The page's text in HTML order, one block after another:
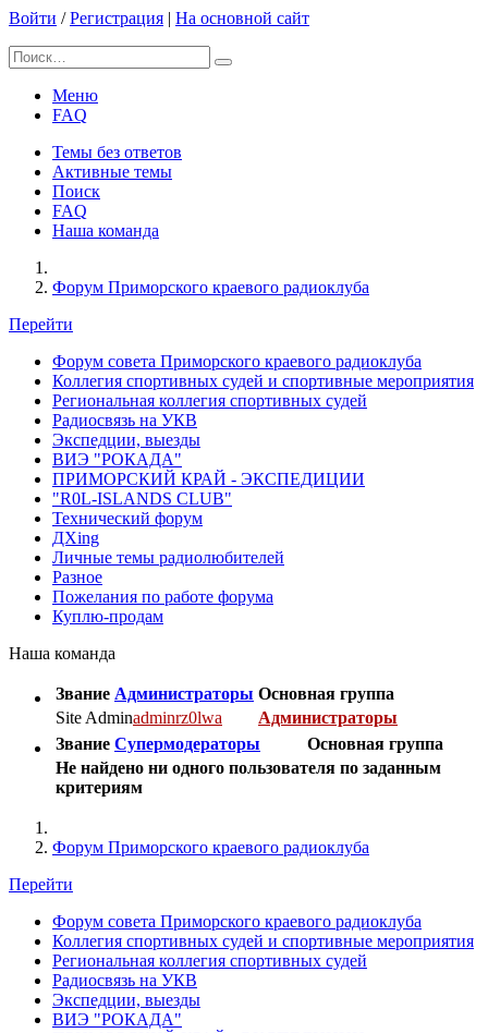
Войти /Регистрация | На основной сайт
Меню
FAQ
Темы без ответов
Активные темы
Поиск
FAQ
Наша команда
Форум Приморского краевого радиоклуба
Перейти
Форум совета Приморского краевого радиоклуба
Коллегия спортивных судей и спортивные мероприятия
Региональная коллегия спортивных судей
Радиосвязь на УКВ
Экспедции, выезды
ВИЭ "РОКАДА"
ПРИМОРСКИЙ КРАЙ - ЭКСПЕДИЦИИ
"R0L-ISLANDS CLUB"
Технический форум
ДХing
Личные темы радиолюбителей
Разное
Пожелания по работе форума
Куплю-продам
Наша команда
Звание Администраторы Основная группа
Site Adminadminrz0lwa
Администраторы
Звание Супермодераторы
Основная группа
Не найдено ни одного пользователя по заданным
критериям
Форум Приморского краевого радиоклуба
Перейти
Форум совета Приморского краевого радиоклуба
Коллегия спортивных судей и спортивные мероприятия
Региональная коллегия спортивных судей
Радиосвязь на УКВ
Экспедции, выезды
ВИЭ "РОКАДА"